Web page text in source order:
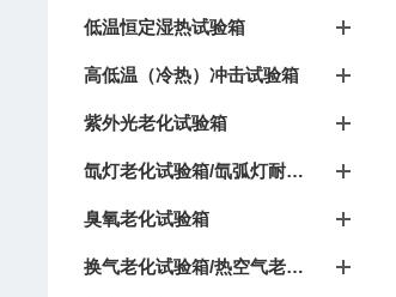
低温恒定湿热试验箱
高低温（冷热）冲击试验箱
紫外光老化试验箱
氙灯老化试验箱/氙弧灯耐候试验箱
臭氧老化试验箱
换气老化试验箱/热空气老化箱